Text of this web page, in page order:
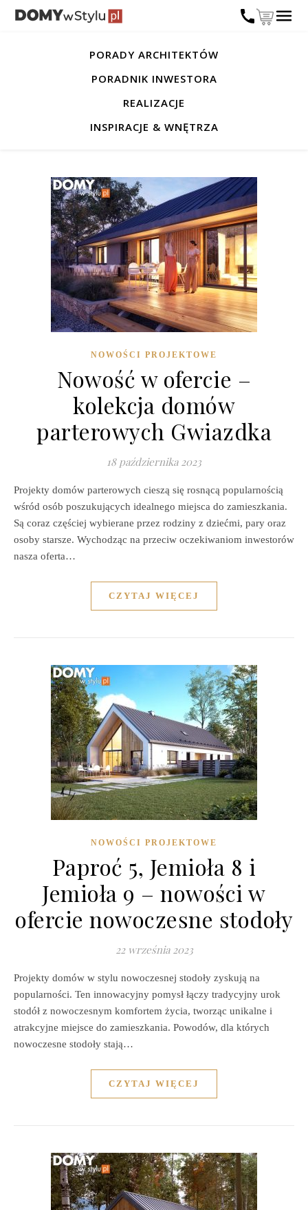
PORADY ARCHITEKTÓW
PORADNIK INWESTORA
REALIZACJE
INSPIRACJE & WNĘTRZA
NOWOŚCI PROJEKTOWE
Nowość w ofercie –
kolekcja domów
parterowych Gwiazdka
18 października 2023
Projekty domów parterowych cieszą się rosnącą popularnością
wśród osób poszukujących idealnego miejsca do zamieszkania.
Są coraz częściej wybierane przez rodziny z dziećmi, pary oraz
osoby starsze. Wychodząc na przeciw oczekiwaniom inwestorów
nasza oferta…
CZYTAJ WIĘCEJ
NOWOŚCI PROJEKTOWE
Paproć 5, Jemioła 8 i
Jemioła 9 – nowości w
ofercie nowoczesne stodoły
22 września 2023
Projekty domów w stylu nowoczesnej stodoły zyskują na
popularności. Ten innowacyjny pomysł łączy tradycyjny urok
stodół z nowoczesnym komfortem życia, tworząc unikalne i
atrakcyjne miejsce do zamieszkania. Powodów, dla których
nowoczesne stodoły stają…
CZYTAJ WIĘCEJ